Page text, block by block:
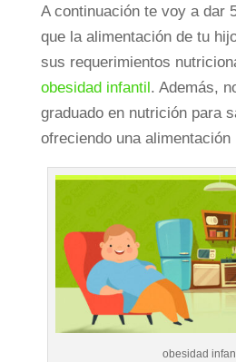
A continuación te voy a dar
que la alimentación de tu
sus requerimientos
obesidad infantil . Además,
graduado en nutrición para
ofreciendo una alimentación
obesidad